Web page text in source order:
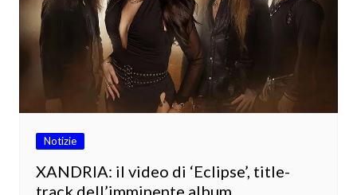
Notizie
XANDRIA: il video di ‘Eclipse’, title-
track dell’imminente album